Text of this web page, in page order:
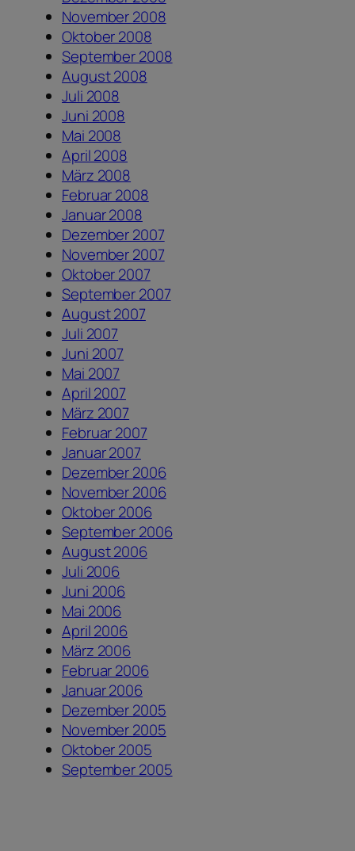
November 2008
Oktober 2008
September 2008
August 2008
Juli 2008
Juni 2008
Mai 2008
April 2008
März 2008
Februar 2008
Januar 2008
Dezember 2007
November 2007
Oktober 2007
September 2007
August 2007
Juli 2007
Juni 2007
Mai 2007
April 2007
März 2007
Februar 2007
Januar 2007
Dezember 2006
November 2006
Oktober 2006
September 2006
August 2006
Juli 2006
Juni 2006
Mai 2006
April 2006
März 2006
Februar 2006
Januar 2006
Dezember 2005
November 2005
Oktober 2005
September 2005